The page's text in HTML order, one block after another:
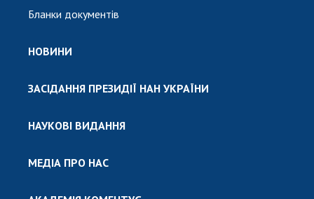
Бланки документів
НОВИНИ
ЗАСІДАННЯ ПРЕЗИДІЇ НАН УКРАЇНИ
НАУКОВІ ВИДАННЯ
МЕДІА ПРО НАС